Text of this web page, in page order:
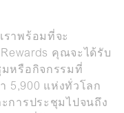
ราพร้อมที่จะ
คุณจะได้รับ
หรือกิจกรรมที่
5,900 แห่งทั่วโลก
การประชุมไปจนถึง